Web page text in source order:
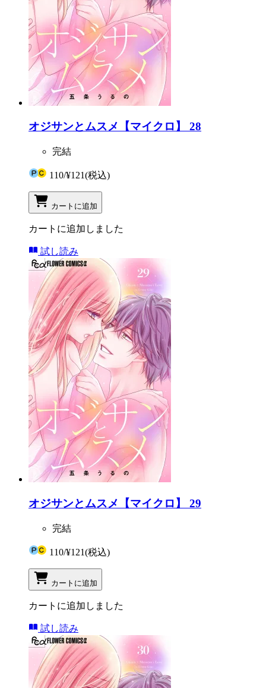
オジサンとムスメ【マイクロ】 28
完結
110/¥121(税込)
カートに追加
カートに追加しました
試し読み
オジサンとムスメ【マイクロ】 29
完結
110/¥121(税込)
カートに追加
カートに追加しました
試し読み